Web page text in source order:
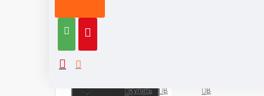
категории
Купить
В
В